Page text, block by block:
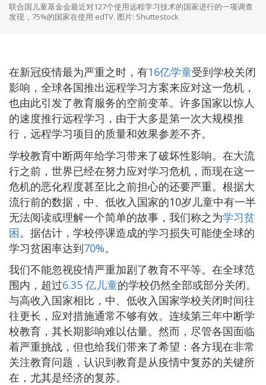
联合国儿童基金会最近对127个使用远程学习技术的国家进行的一项调查
发现，75%的国家在使用 edTV. 图片: Shuttestock
在新冠疫情最为严重之时，有16亿学童受到学校关闭
影响，全球各国推出远程学习方案来应对这一危机，
也由此引发了教育服务的空前变革。许多国家以惊人
的速度推行远程学习，由于大多是第一次大规模推
行，远程学习项目的质量和效果参差不齐。
学校教育中断两年给学习带来了破坏性影响。在大流
行之前，世界已经在努力应对学习危机，而现在这一
危机的恶化程度甚至比之前担心的还要严重。根据大
流行前的数据，中、低收入国家的10岁儿童中有一半
无法阅读或理解一个简单的故事，我们称之为学习贫
困。据估计，学校停课造成的学习损失可能使全球的
学习贫困率达到70%。
我们不能忽视疫情严重加剧了教育不平等。在全球范
围内，超过6.35 亿儿童的学校仍然全部或部分关闭。
与高收入国家相比，中、低收入国家学校关闭时间往
往更长，应对措施通常不够有效。连续第三年中断学
校教育，其长期影响难以估量。然而，尽管各国面临
着严重挑战，但也给我们带来了希望：各方现在非常
关注教育问题，认识到教育是从疫情中复苏的关键所
在，尤其是经济的复苏。